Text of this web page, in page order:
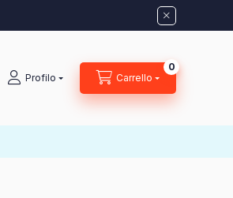
Profilo Carrello
Numero di
0